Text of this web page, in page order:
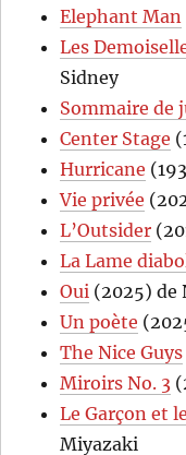
Elephant Man
Les
Sidney
Sommaire de
Center Stage
Hurricane
Vie privée
L’Outsider
La Lame
Oui (2025) de
Un poète
The Nice Guys
Miroirs No. 3
Le Garçon et
Miyazaki